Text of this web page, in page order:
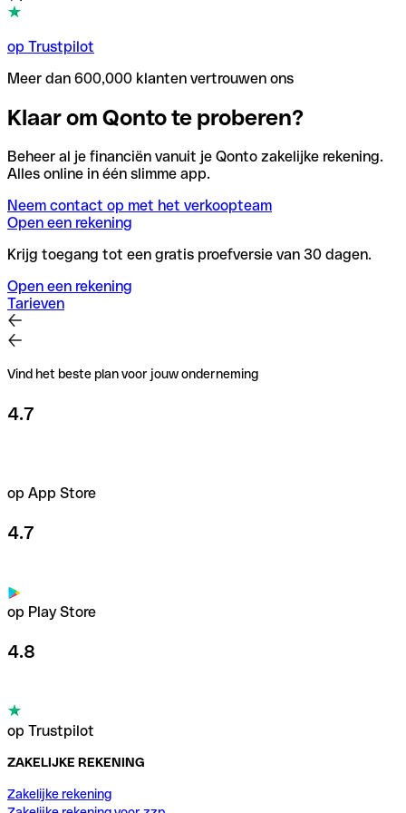
op Trustpilot
Meer dan 600,000 klanten vertrouwen ons
Klaar om Qonto te proberen?
Beheer al je financiën vanuit je Qonto zakelijke rekening.
Alles online in één slimme app.
Neem contact op met het verkoopteam
Open een rekening
Krijg toegang tot een gratis proefversie van 30 dagen.
Open een rekening
Tarieven
Vind het beste plan voor jouw onderneming
4.7
op App Store
4.7
op Play Store
4.8
op Trustpilot
ZAKELIJKE REKENING
Zakelijke rekening